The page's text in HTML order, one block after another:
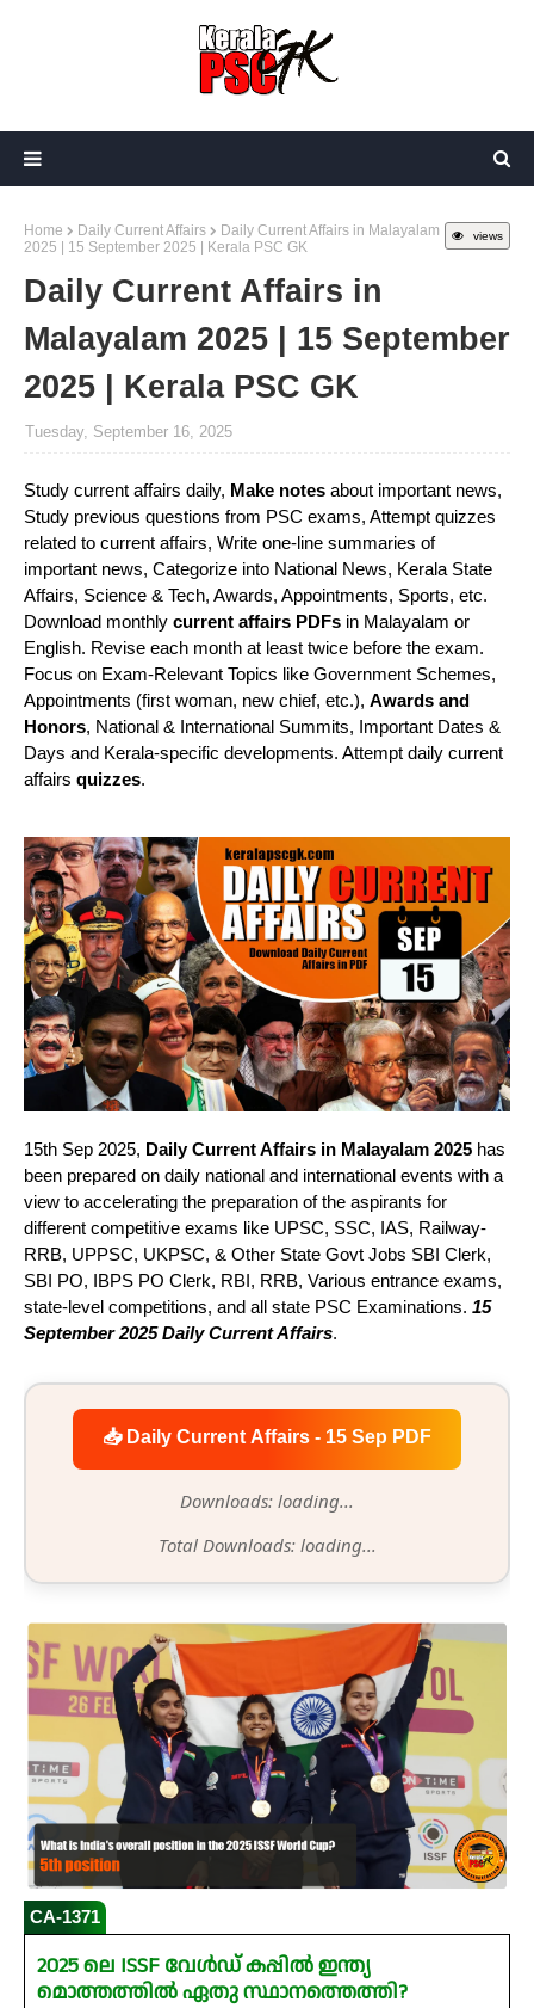
views
Home Daily Current Affairs
Daily Current Affairs in Malayalam
2025 | 15 September 2025 | Kerala PSC GK
Daily Current Affairs in
Malayalam 2025 | 15 September
2025 | Kerala PSC GK
Tuesday, September 16, 2025
Study current affairs daily, Make notes about important news,
Study previous questions from PSC exams, Attempt quizzes
related to current affairs, Write one-line summaries of
important news, Categorize into National News, Kerala State
Affairs, Science & Tech, Awards, Appointments, Sports, etc.
Download monthly current affairs PDFs in Malayalam or
English. Revise each month at least twice before the exam.
Focus on Exam-Relevant Topics like Government Schemes,
Appointments (first woman, new chief, etc.), Awards and
Honors, National & International Summits, Important Dates &
Days and Kerala-specific developments. Attempt daily current
affairs quizzes.
15th Sep 2025, Daily Current Affairs in Malayalam 2025 has
been prepared on daily national and international events with a
view to accelerating the preparation of the aspirants for
different competitive exams like UPSC, SSC, IAS, Railway-
RRB, UPPSC, UKPSC, & Other State Govt Jobs SBI Clerk,
SBI PO, IBPS PO Clerk, RBI, RRB, Various entrance exams,
state-level competitions, and all state PSC Examinations. 15
September 2025 Daily Current Affairs.
📥 Daily Current Affairs - 15 Sep PDF
Downloads: loading...
Total Downloads: loading...
CA-1371
2025 ലെ ISSF വേൾഡ് കപ്പിൽ ഇന്ത്യ
മൊത്തത്തിൽ ഏതു സ്ഥാനത്തെത്തി?